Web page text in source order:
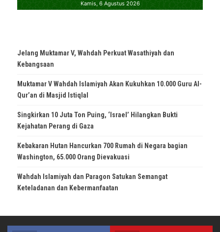
Jelang Muktamar V, Wahdah Perkuat Wasathiyah dan
Kebangsaan
Muktamar V Wahdah Islamiyah Akan Kukuhkan 10.000 Guru Al-
Qur’an di Masjid Istiqlal
Singkirkan 10 Juta Ton Puing, ‘Israel’ Hilangkan Bukti
Kejahatan Perang di Gaza
Kebakaran Hutan Hancurkan 700 Rumah di Negara bagian
Washington, 65.000 Orang Dievakuasi
Wahdah Islamiyah dan Paragon Satukan Semangat
Keteladanan dan Kebermanfaatan